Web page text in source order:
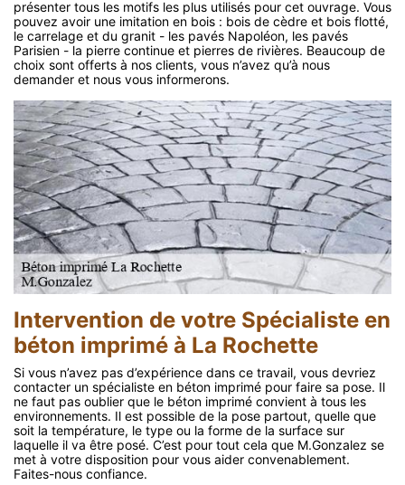
présenter tous les motifs les plus utilisés pour cet ouvrage. Vous
pouvez avoir une imitation en bois : bois de cèdre et bois flotté,
le carrelage et du granit - les pavés Napoléon, les pavés
Parisien - la pierre continue et pierres de rivières. Beaucoup de
choix sont offerts à nos clients, vous n’avez qu’à nous
demander et nous vous informerons.
Intervention de votre Spécialiste en
béton imprimé à La Rochette
Si vous n’avez pas d’expérience dans ce travail, vous devriez
contacter un spécialiste en béton imprimé pour faire sa pose. Il
ne faut pas oublier que le béton imprimé convient à tous les
environnements. Il est possible de la pose partout, quelle que
soit la température, le type ou la forme de la surface sur
laquelle il va être posé. C’est pour tout cela que M.Gonzalez se
met à votre disposition pour vous aider convenablement.
Faites-nous confiance.